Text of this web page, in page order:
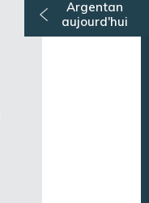
Argentan
aujourd'hui